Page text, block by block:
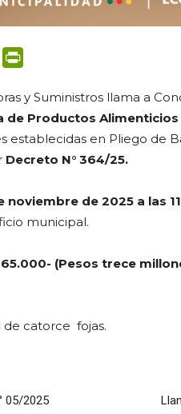
Copy
y Suministros llama a
de Productos
establecidas en Pliego de
Decreto N° 364/25.
noviembre de 2025 a las
municipal.
(Pesos trece
de catorce fojas.
05/2025